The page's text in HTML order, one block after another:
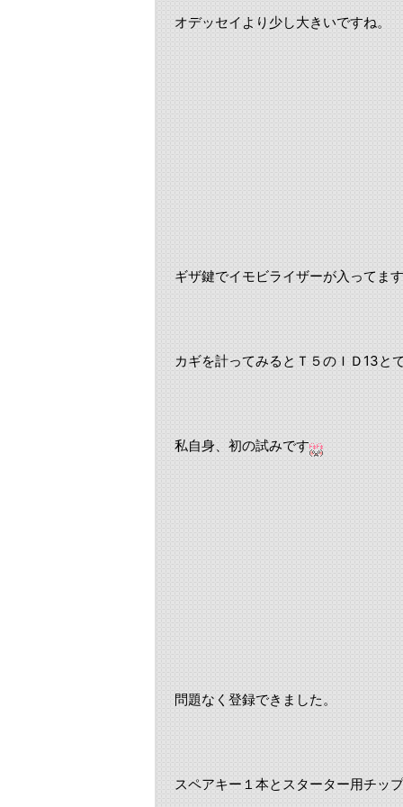
オデッセイより少し大きいですね。
ギザ鍵でイモビライザーが入ってます
カギを計ってみるとＴ５のＩＤ13とで
私自身、初の試みです
問題なく登録できました。
スペアキー１本とスターター用チッ